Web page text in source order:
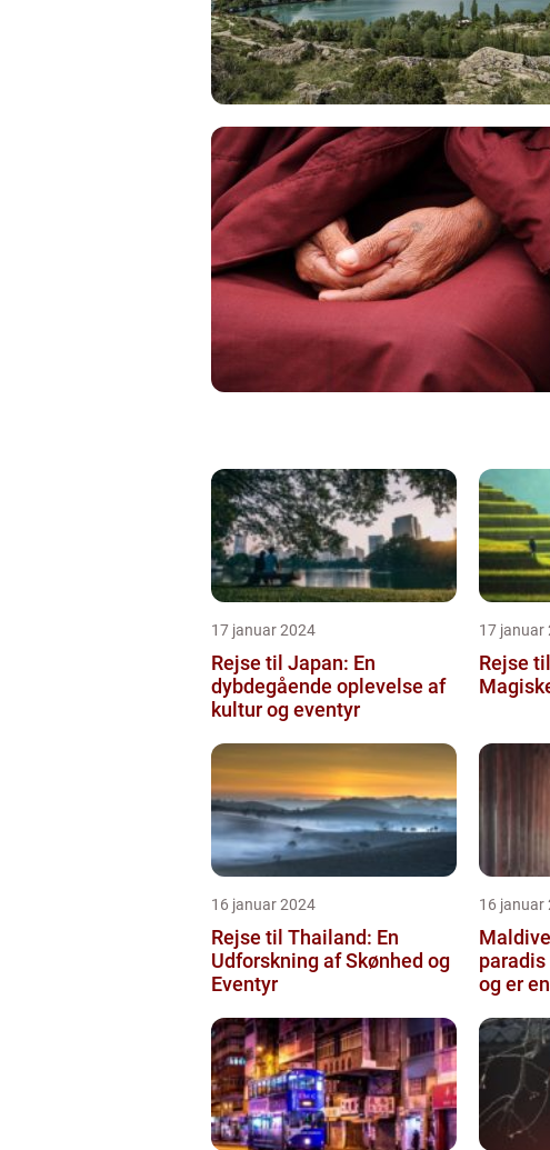
17 januar 2024
Rejse til Japan: En
dybdegående oplevelse af
kultur og eventyr
17 januar
Rejse
16 januar 2024
Rejse til Thailand: En
Udforskning af Skønhed og
Eventyr
16 januar
paradis
og er
ev...